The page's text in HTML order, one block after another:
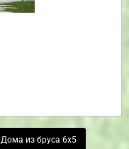
Дома из бруса 6х5